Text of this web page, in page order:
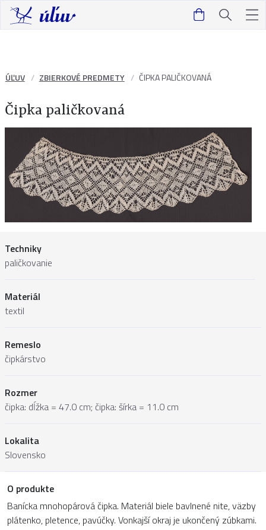
ÚĽUV ZBIERKOVÉ PREDMETY ČIPKA PALIČKOVANÁ
Čipka paličkovaná
Techniky
paličkovanie
Materiál
textil
Remeslo
čipkárstvo
Rozmer
čipka: dĺžka = 47.0 cm; čipka: šírka = 11.0 cm
Lokalita
Slovensko
O produkte
Banícka mnohopárová čipka. Materiál biele bavlnené nite, väzby
plátenko, pletence, pavúčky. Vonkajší okraj je ukončený zúbkami.